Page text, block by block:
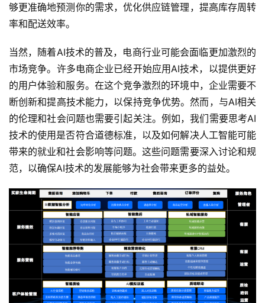
够更准确地预测你的需求，优化供应链管理，提高库存周转
率和配送效率。
当然，随着AI技术的普及，电商行业可能会面临更加激烈的
市场竞争。许多电商企业已经开始应用AI技术，以提供更好
的用户体验和服务。在这个竞争激烈的环境中，企业需要不
断创新和提高技术能力，以保持竞争优势。然而，与AI相关
的伦理和社会问题也需要引起关注。例如，我们需要思考AI
技术的使用是否符合道德标准，以及如何解决人工智能可能
带来的就业和社会影响等问题。这些问题需要深入讨论和规
范，以确保AI技术的发展能够为社会带来更多的益处。